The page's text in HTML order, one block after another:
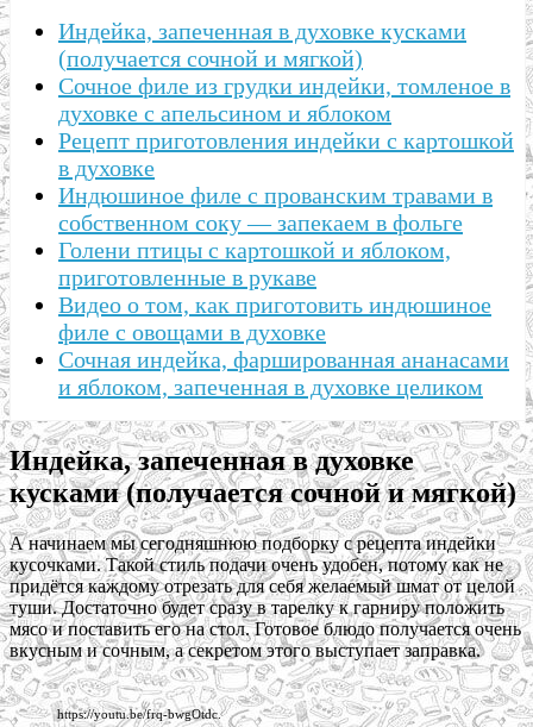
Индейка, запеченная в духовке кусками
(получается сочной и мягкой)
Сочное филе из грудки индейки, томленое в
духовке с апельсином и яблоком
Рецепт приготовления индейки с картошкой
в духовке
Индюшиное филе с прованским травами в
собственном соку — запекаем в фольге
Голени птицы с картошкой и яблоком,
приготовленные в рукаве
Видео о том, как приготовить индюшиное
филе с овощами в духовке
Сочная индейка, фаршированная ананасами
и яблоком, запеченная в духовке целиком
Индейка, запеченная в духовке
кусками (получается сочной и мягкой)
А начинаем мы сегодняшнюю подборку с рецепта индейки
кусочками. Такой стиль подачи очень удобен, потому как не
придётся каждому отрезать для себя желаемый шмат от целой
туши. Достаточно будет сразу в тарелку к гарниру положить
мясо и поставить его на стол. Готовое блюдо получается очень
вкусным и сочным, а секретом этого выступает заправка.
https://youtu.be/frq-bwgOtdc.